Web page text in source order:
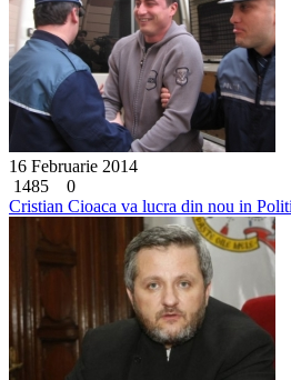
16 Februarie 2014
1485
0
Cristian Cioaca va lucra din nou in